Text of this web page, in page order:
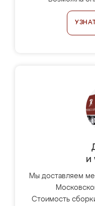
и
Мы доставляем
Стоимость